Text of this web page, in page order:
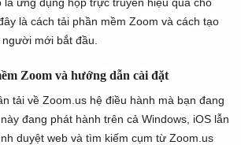
là cách tải phần mềm Zoom và cách tạo
mới bắt đầu.
Zoom và hướng dẫn cài đặt
tải về Zoom.us hệ điều hành mà bạn đang
đang phát hành trên cả Windows, iOS lẫn
duyệt web và tìm kiếm cụm từ Zoom.us